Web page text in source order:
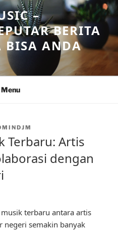
–
BERITA
BISA ANDA
Menu
Terbaru: Artis
dengan
terbaru antara artis
negeri semakin banyak